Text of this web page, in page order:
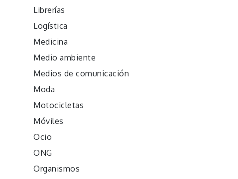
Librerías
Logística
Medicina
Medio ambiente
Medios de comunicación
Moda
Motocicletas
Móviles
Ocio
ONG
Organismos